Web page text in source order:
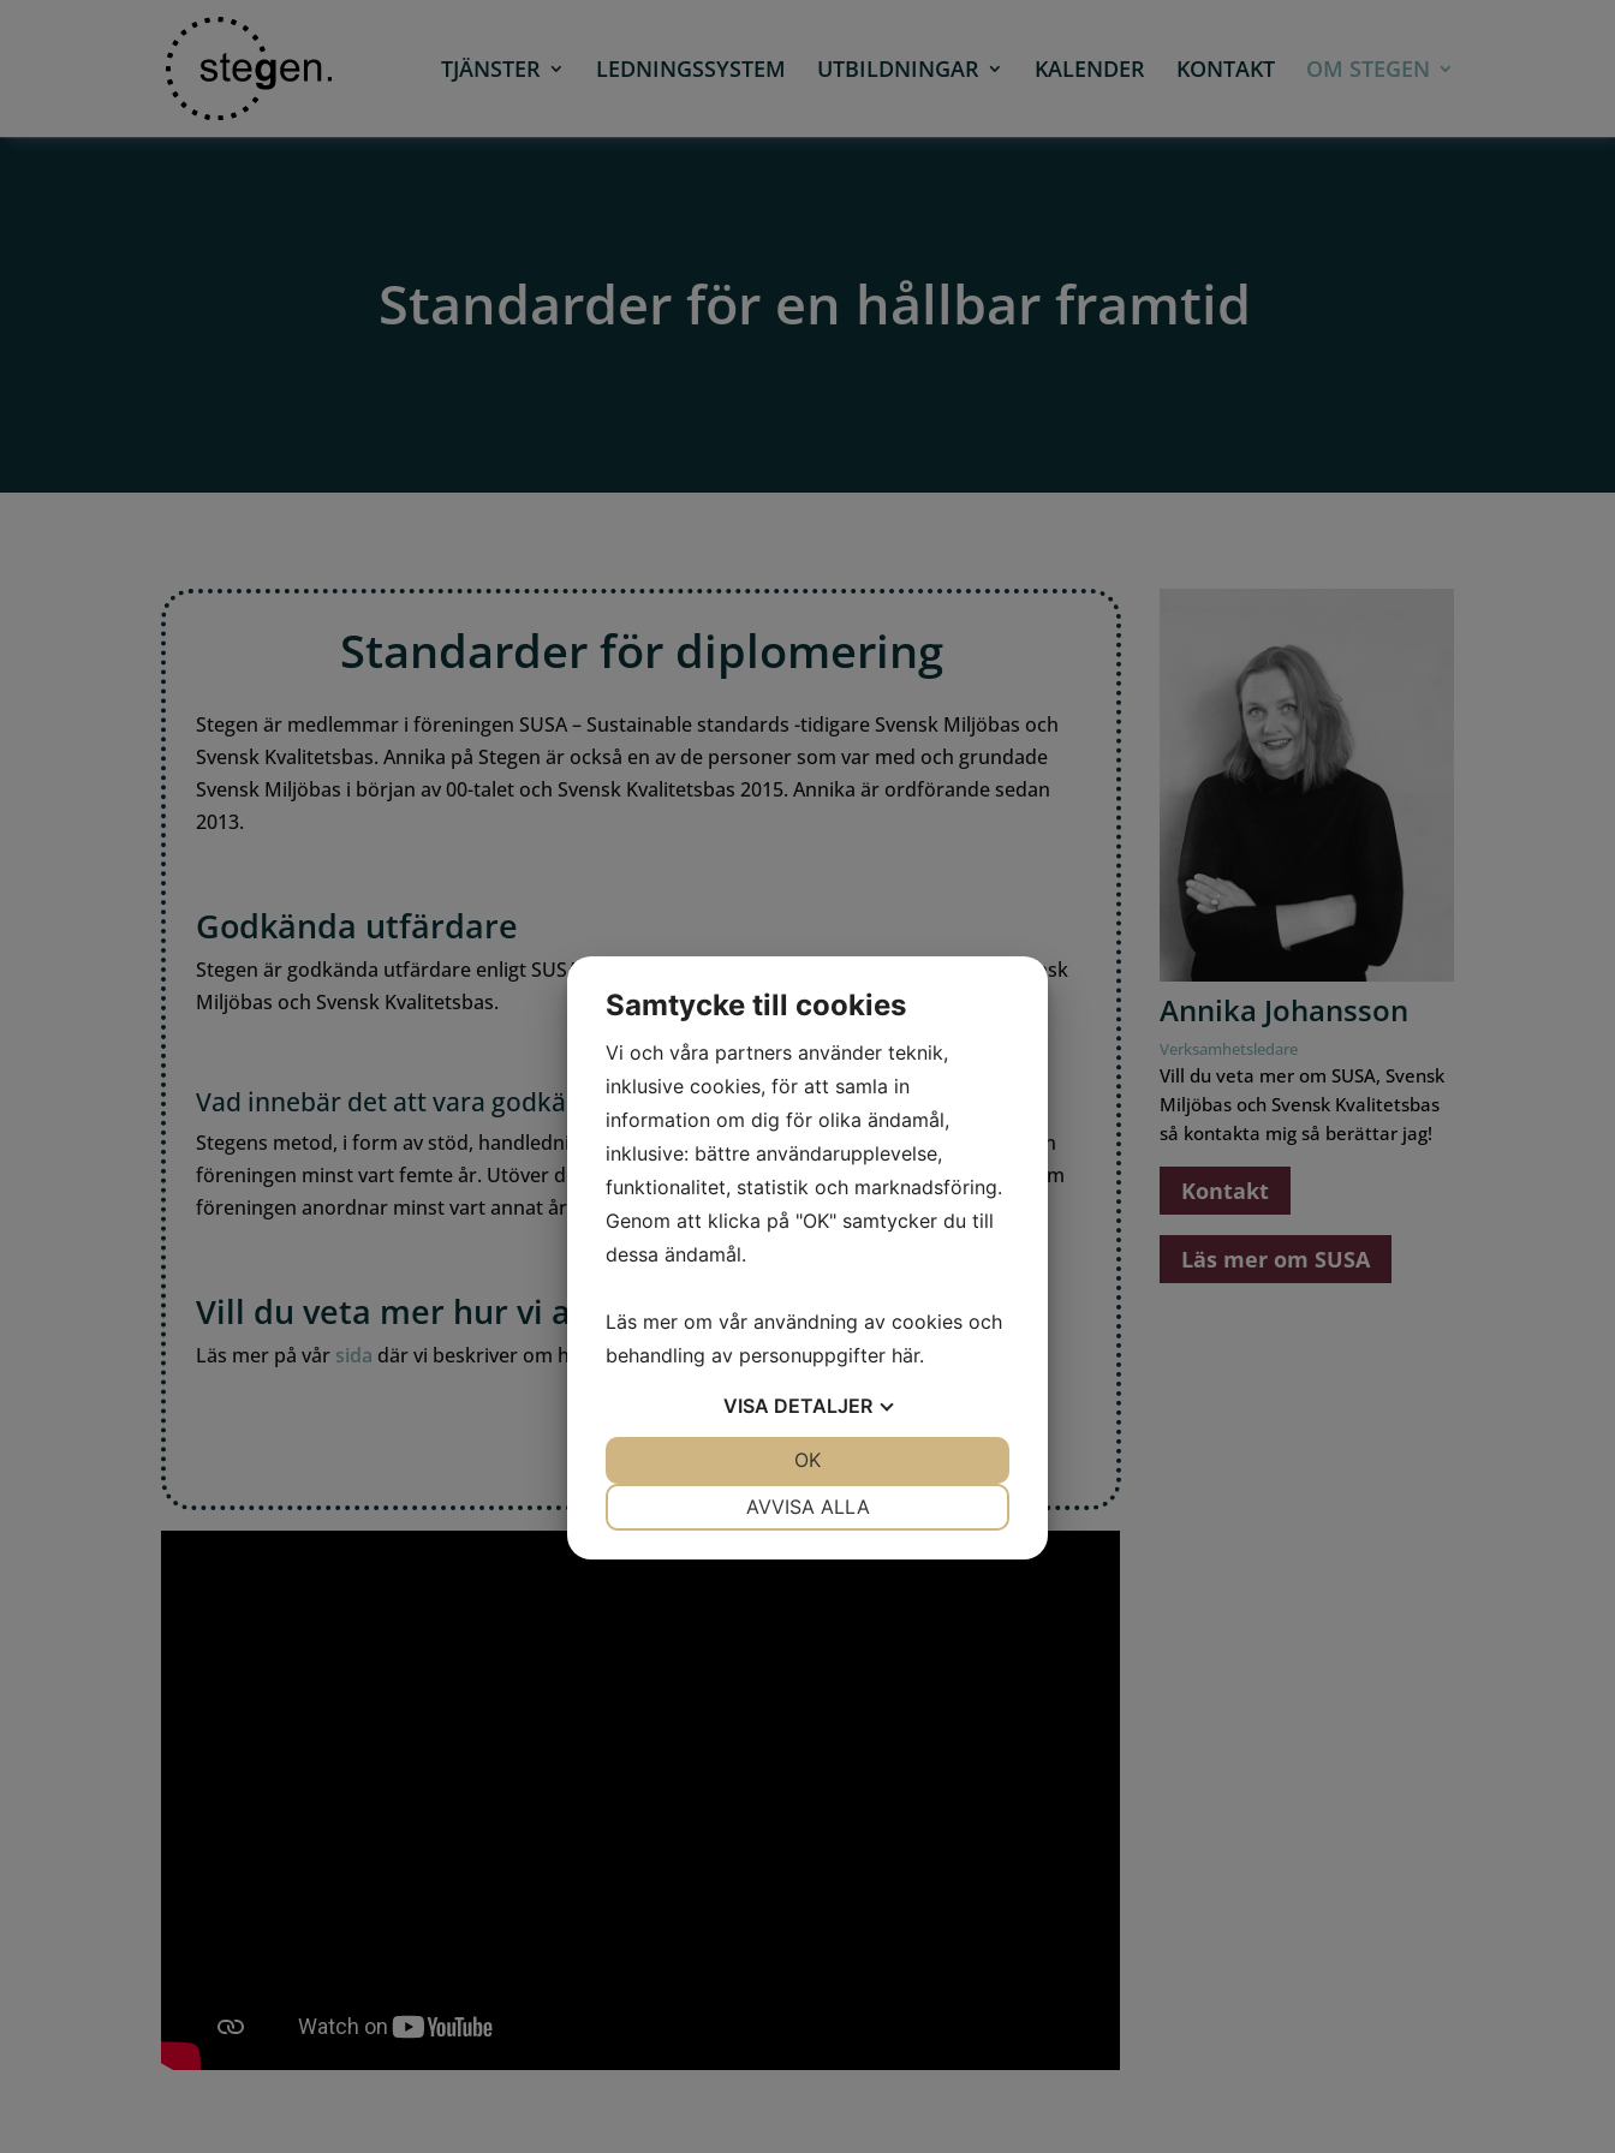
TJÄNSTER LEDNINGSSYSTEM UTBILDNINGAR KALENDER KONTAKT OM STEGEN
Standarder för en hållbar framtid
Standarder för diplomering
Stegen är medlemmar i föreningen SUSA – Sustainable standards -tidigare Svensk Miljöbas och
Svensk Kvalitetsbas. Annika på Stegen är också en av de personer som var med och grundade
Svensk Miljöbas i början av 00-talet och Svensk Kvalitetsbas 2015. Annika är ordförande sedan
2013.
Godkända utfärdare
Stegen är godkända utfärdare enligt SUSA:s standarder Systematiskt hållbarhetsarbete, Svensk
Miljöbas och Svensk Kvalitetsbas.
Vad innebär det att vara godkänd utfärdare?
Stegens metod, i form av stöd, handledningsmaterial och mallar granskas av två personer från
föreningen minst vart femte år. Utöver det krävs att Stegens medarbetare deltar på träffar som
föreningen anordnar minst vart annat år.
Vill du veta mer hur vi arbetar med diplomering?
Läs mer på vår sida där vi beskriver om hur vi stöttar företag i deras diplomeringsprocess.
Annika Johansson
Verksamhetsledare
Vill du veta mer om SUSA, Svensk
Miljöbas och Svensk Kvalitetsbas
så kontakta mig så berättar jag!
Kontakt
Läs mer om SUSA
Samtycke till cookies
Vi och våra partners använder teknik,
inklusive cookies, för att samla in
information om dig för olika ändamål,
inklusive: bättre användarupplevelse,
funktionalitet, statistik och marknadsföring.
Genom att klicka på "OK" samtycker du till
dessa ändamål.
Läs mer om vår användning av cookies och
behandling av personuppgifter här.
VISA DETALJER
AVVISA ALLA
OK